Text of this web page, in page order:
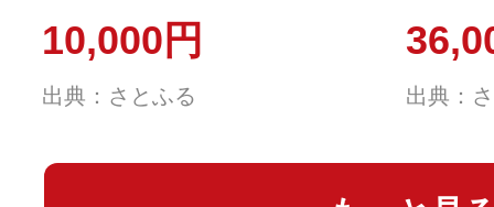
配合 シャンプーリンス
セット[No.5735-0783]
10,000円
出典：さとふる
ト )
出典：